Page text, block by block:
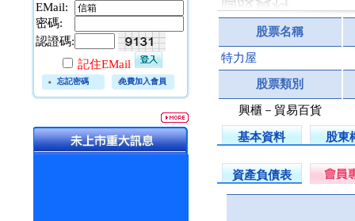
EMail:
密碼:
認證碼:
記住EMail
忘記密碼 免費加入會員
股票名稱
特力屋
股票類別
興櫃－貿易百貨
基本資料 股東
資產負債表